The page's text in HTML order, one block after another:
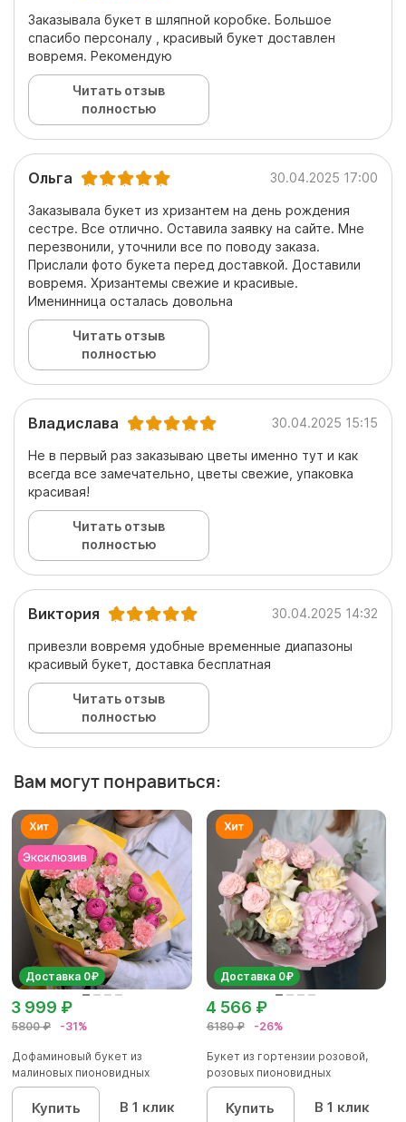
Заказывала букет в шляпной коробке. Большое
спасибо персоналу , красивый букет доставлен
вовремя. Рекомендую
Читать отзыв
полностью
Ольга 30.04.2025 17:00
Заказывала букет из хризантем на день рождения
сестре. Все отлично. Оставила заявку на сайте. Мне
перезвонили, уточнили все по поводу заказа.
Прислали фото букета перед доставкой. Доставили
вовремя. Хризантемы свежие и красивые.
Именинница осталась довольна
Читать отзыв
полностью
Владислава 30.04.2025 15:15
Не в первый раз заказываю цветы именно тут и как
всегда все замечательно, цветы свежие, упаковка
красивая!
Читать отзыв
полностью
Виктория 30.04.2025 14:32
привезли вовремя удобные временные диапазоны
красивый букет, доставка бесплатная
Читать отзыв
полностью
Вам могут понравиться:
Доставка 0₽
5800 ₽ -31%
3 999 ₽
Дофаминовый букет из
малиновых пионовидных
кустовых роз...
Купить В 1 клик
Доставка 0₽
6180 ₽ -26%
4 566 ₽
Букет из гортензии розовой,
розовых пионовидных
кустовы...
Купить В 1 клик